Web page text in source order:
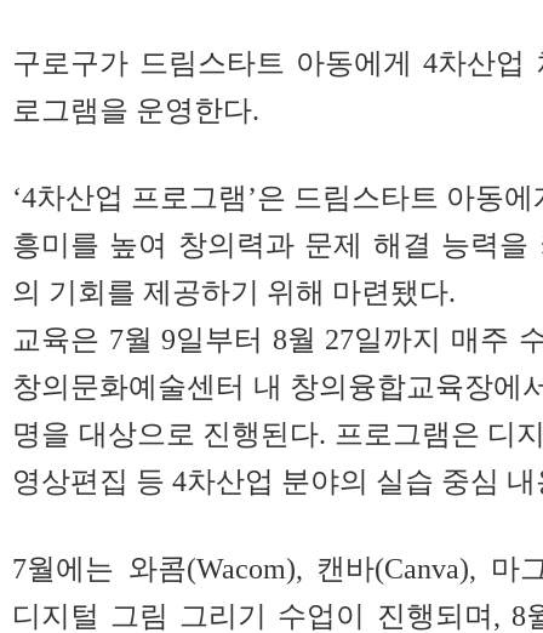
구로구가 드림스타트 아동에게 4차산
로그램을 운영한다.
‘4차산업 프로그램’은 드림스타트 아동
흥미를 높여 창의력과 문제 해결 능력
의 기회를 제공하기 위해 마련됐다.
교육은 7월 9일부터 8월 27일까지 매주
창의문화예술센터 내 창의융합교육장에
명을 대상으로 진행된다. 프로그램은 디
영상편집 등 4차산업 분야의 실습 중심
7월에는 와콤(Wacom), 캔바(Canva), 마
디지털 그림 그리기 수업이 진행되며, 8